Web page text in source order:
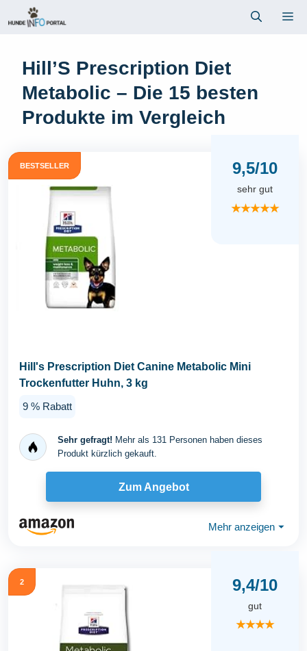
Inhalt
Hill’S Prescription Diet
Metabolic – Die 15 besten
Produkte im Vergleich
BESTSELLER 9,5/10
sehr gut
★★★★★
Hill's Prescription Diet Canine Metabolic Mini
Trockenfutter Huhn, 3 kg
9 % Rabatt
Sehr gefragt! Mehr als 131 Personen haben dieses
Produkt kürzlich gekauft.
Zum Angebot
Mehr anzeigen ⏷
2 9,4/10
gut
★★★★